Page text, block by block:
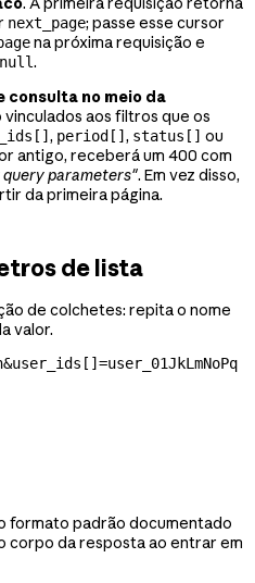
next_page; passe esse cursor
na próxima requisição e
null.
consulta no meio da
aos filtros que os
, period[], status[] ou
antigo, receberá um 400 com
parameters". Em vez disso,
da primeira página.
de lista
de colchetes: repita o nome
valor.
formato padrão documentado
corpo da resposta ao entrar em